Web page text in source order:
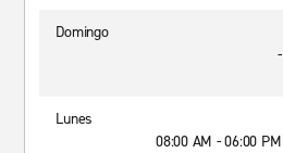
Domingo
-
Lunes
08:00 AM - 06:00 PM